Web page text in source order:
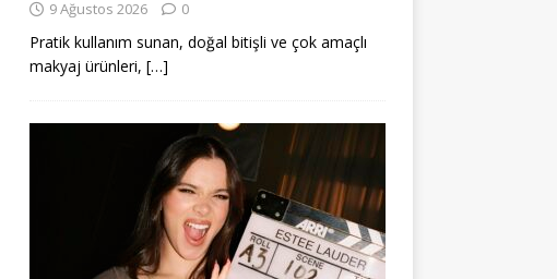
9 Ağustos 2026 0
Pratik kullanım sunan, doğal bitişli ve çok amaçlı
makyaj ürünleri, […]